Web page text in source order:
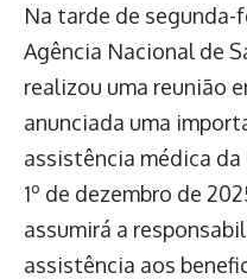
Na tarde de segunda-
Agência Nacional de
realizou uma reunião
anunciada uma
assistência médica da
1º de dezembro de
assumirá a
assistência aos